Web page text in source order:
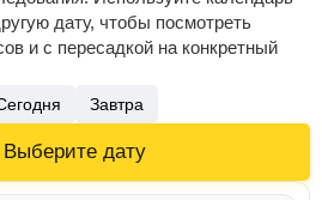
дату, чтобы посмотреть
и с пересадкой на конкретный
Завтра
Выберите дату